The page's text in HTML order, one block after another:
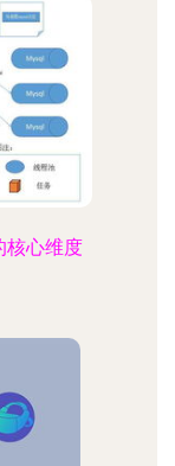
核心维度